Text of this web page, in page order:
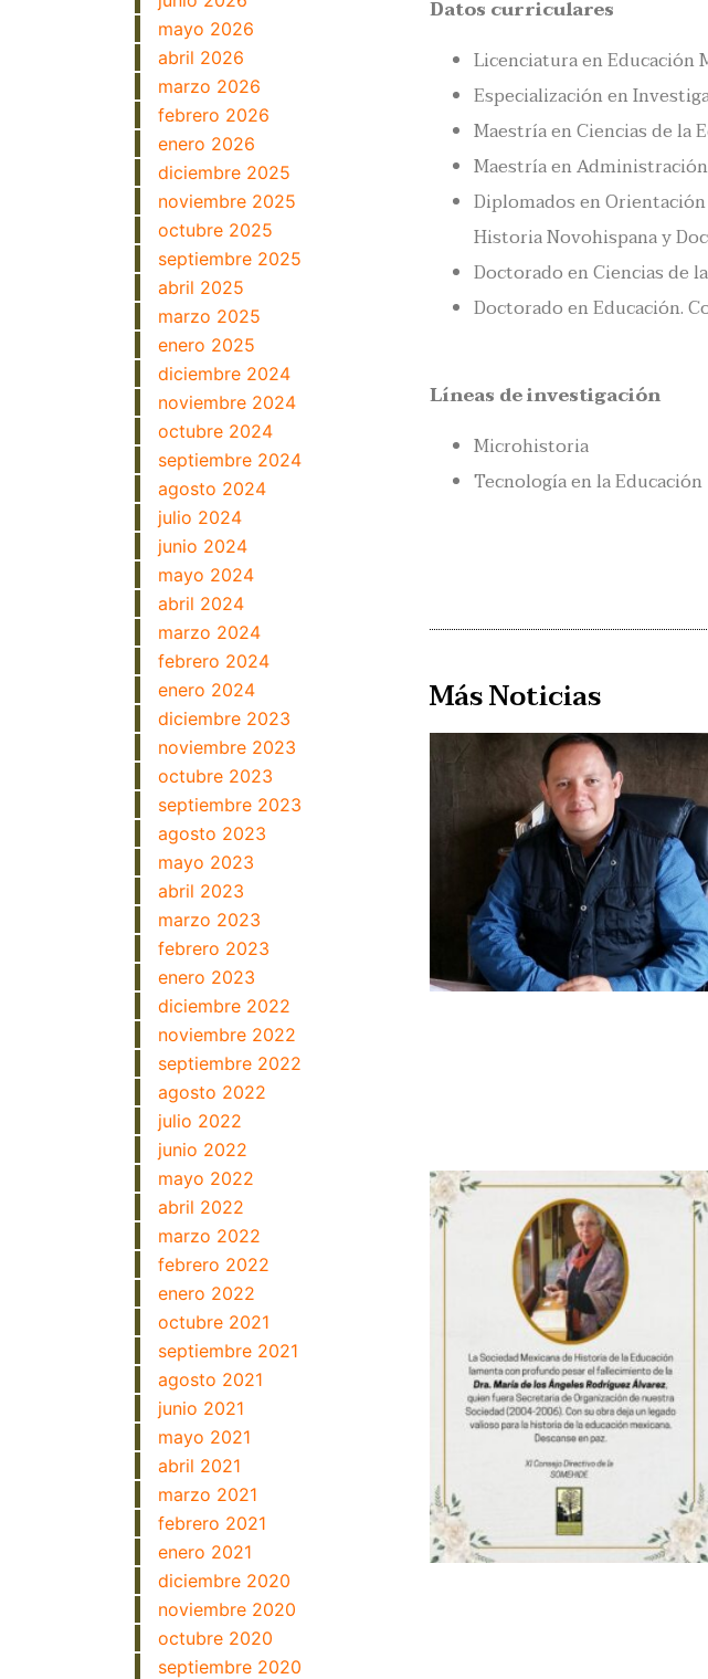
mayo 2026
abril 2026
marzo 2026
febrero 2026
enero 2026
diciembre 2025
noviembre 2025
octubre 2025
septiembre 2025
abril 2025
marzo 2025
enero 2025
diciembre 2024
noviembre 2024
octubre 2024
septiembre 2024
agosto 2024
julio 2024
junio 2024
mayo 2024
abril 2024
marzo 2024
febrero 2024
enero 2024
diciembre 2023
noviembre 2023
octubre 2023
septiembre 2023
agosto 2023
mayo 2023
abril 2023
marzo 2023
febrero 2023
enero 2023
diciembre 2022
noviembre 2022
septiembre 2022
agosto 2022
julio 2022
junio 2022
mayo 2022
abril 2022
marzo 2022
febrero 2022
enero 2022
octubre 2021
septiembre 2021
agosto 2021
junio 2021
mayo 2021
abril 2021
marzo 2021
febrero 2021
enero 2021
diciembre 2020
noviembre 2020
octubre 2020
septiembre 2020
Datos curriculares
Licenciatura en Educación
Especialización en
Maestría en Ciencias de la
Maestría en Administración
Diplomados en
Historia Novohispana y
Doctorado en Ciencias de
Doctorado en Educación.
Líneas de investigación
Microhistoria
Tecnología en la Educación
Más Noticias